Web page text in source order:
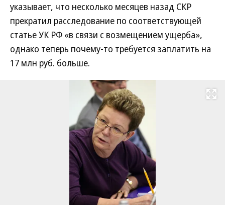
указывает, что несколько месяцев назад СКР
прекратил расследование по соответствующей
статье УК РФ «в связи с возмещением ущерба»,
однако теперь почему-то требуется заплатить на
17 млн руб. больше.
Развернуть